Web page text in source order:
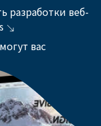
разработки веб-
вас